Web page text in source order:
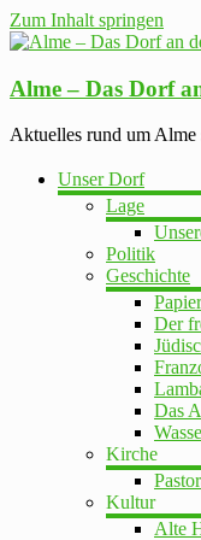
Zum Inhalt springen
Alme – Das Dorf
Aktuelles rund um Alme
Unser Dorf
Lage
Politik
Geschichte
Der
Das
Kirche
Kultur
Alte